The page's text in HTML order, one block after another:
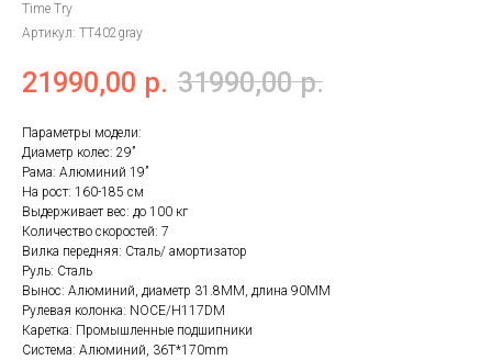
Time Try
Артикул: TT402gray
21990,00 р. 31990,00 р.
Параметры модели:
Диаметр колес: 29’’
Рама: Алюминий 19’’
На рост: 160-185 см
Выдерживает вес: до 100 кг
Количество скоростей: 7
Вилка передняя: Сталь/ амортизатор
Руль: Сталь
Вынос: Алюминий, диаметр 31.8MM, длина 90MM
Рулевая колонка: NOCE/H117DM
Каретка: Промышленные подшипники
Система: Алюминий, 36T*170mm